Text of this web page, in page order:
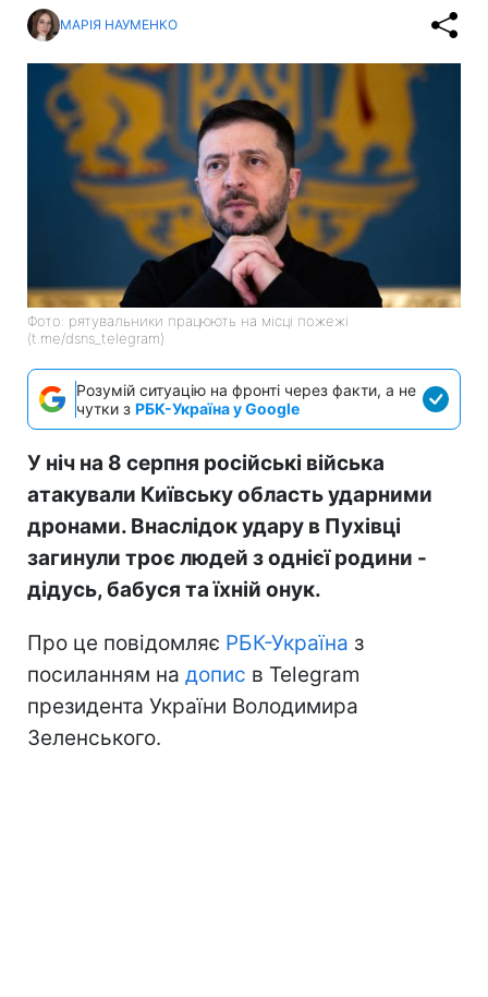
МАРІЯ НАУМЕНКО
Фото: рятувальники працюють на місці пожежі
(t.me/dsns_telegram)
Розумій ситуацію на фронті через факти, а не
чутки з РБК-Україна у Google
У ніч на 8 серпня російські війська
атакували Київську область ударними
дронами. Внаслідок удару в Пухівці
загинули троє людей з однієї родини -
дідусь, бабуся та їхній онук.
Про це повідомляє РБК-Україна з
посиланням на допис в Telegram
президента України Володимира
Зеленського.